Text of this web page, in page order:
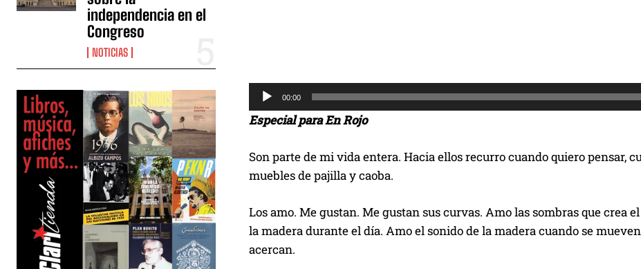
independencia en el
Congreso
NOTICIAS
e
p
o
d
u
c
o
00:00
Especial para En Rojo
Son parte de mi vida entera. Hacia ellos recurro cuando quiero pensar,
muebles de pajilla y caoba.
Los amo. Me gustan. Me gustan sus curvas. Amo las sombras que crea
la madera durante el día. Amo el sonido de la madera cuando se
acercan.